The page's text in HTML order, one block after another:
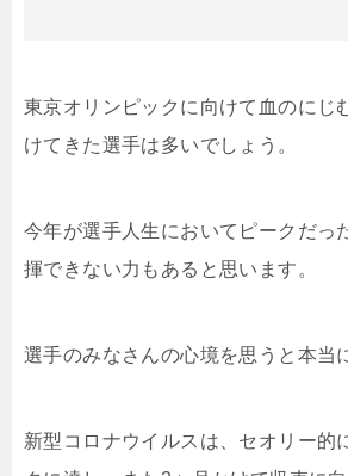
東京オリンピックに向けて血のにじ
けてきた選手は多いでしょう。
今年が選手人生においてピークだっ
揮できない力もあると思います。
選手のみなさんの心境を思うと本当
新型コロナウイルスは、セオリー的